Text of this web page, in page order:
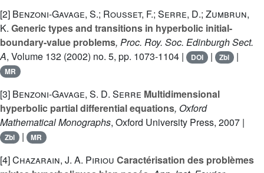
[2] Benzoni-Gavage, S.; Rousset, F.; Serre, D.; Zumbrun,
K. Generic types and transitions in hyperbolic initial-
boundary-value problems, Proc. Roy. Soc. Edinburgh Sect.
A, Volume 132 (2002) no. 5, pp. 1073-1104 | DOI | Zbl |
MR
[3] Benzoni-Gavage, S. D. Serre Multidimensional
hyperbolic partial differential equations, Oxford
Mathematical Monographs, Oxford University Press, 2007 |
Zbl | MR
[4]Chazarain, J. A. Piriou Caractérisation des problèmes